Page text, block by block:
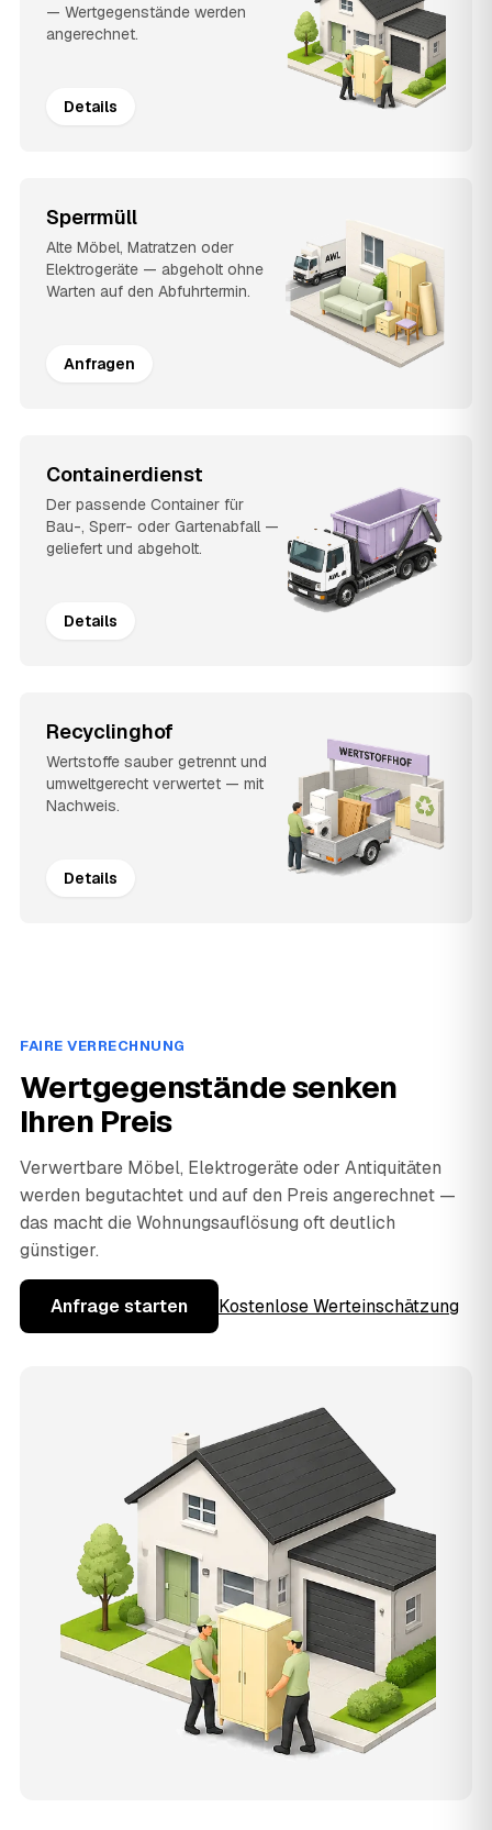
— Wertgegenstände werden
angerechnet.
Details
Sperrmüll
Alte Möbel, Matratzen oder
Elektrogeräte — abgeholt ohne
Warten auf den Abfuhrtermin.
Anfragen
Containerdienst
Der passende Container für
Bau-, Sperr- oder Gartenabfall —
geliefert und abgeholt.
Details
Recyclinghof
Wertstoffe sauber getrennt und
umweltgerecht verwertet — mit
Nachweis.
Details
FAIRE VERRECHNUNG
Wertgegenstände senken
Ihren Preis
Verwertbare Möbel, Elektrogeräte oder Antiquitäten
werden begutachtet und auf den Preis angerechnet —
das macht die Wohnungsauflösung oft deutlich
günstiger.
Anfrage starten Kostenlose Werteinschätzung